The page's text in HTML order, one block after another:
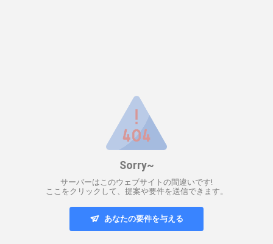
Sorry~
サーバーはこのウェブサイトの間違いです!
ここをクリックして、提案や要件を送信できます。
あなたの要件を与える